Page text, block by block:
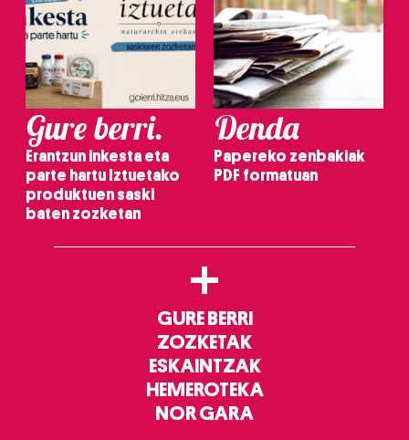
Gure berri.
Erantzun inkesta eta
parte hartu Iztuetako
produktuen saski
baten zozketan
Denda
Papereko zenbakiak
PDF formatuan
+
GURE BERRI
ZOZKETAK
ESKAINTZAK
HEMEROTEKA
NOR GARA